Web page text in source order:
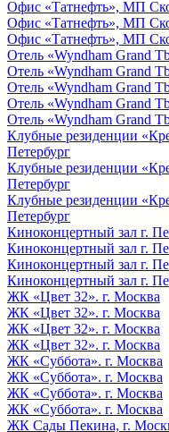
Офис «Татнефть», МП
Офис «Татнефть», МП
Офис «Татнефть», МП
Отель «Wyndham Grand
Отель «Wyndham Grand
Отель «Wyndham Grand
Отель «Wyndham Grand
Отель «Wyndham Grand
Клубные резиденции
Петербург
Клубные резиденции
Петербург
Клубные резиденции
Петербург
Киноконцертный зал г.
Киноконцертный зал г.
Киноконцертный зал г.
Киноконцертный зал г.
ЖК «Цвет 32». г. Москва
ЖК «Цвет 32». г. Москва
ЖК «Цвет 32». г. Москва
ЖК «Цвет 32». г. Москва
ЖК «Суббота». г. Москва
ЖК «Суббота». г. Москва
ЖК «Суббота». г. Москва
ЖК «Суббота». г. Москва
ЖК Сады Пекина, г.